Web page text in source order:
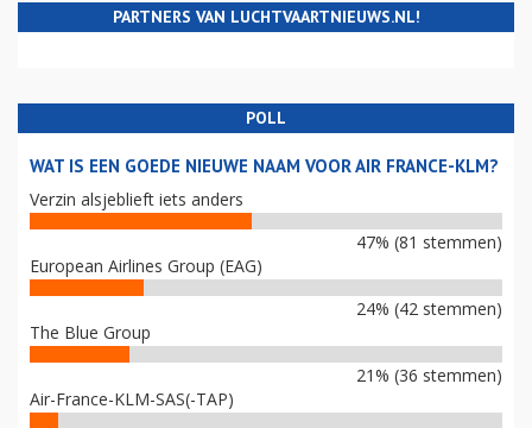
PARTNERS VAN LUCHTVAARTNIEUWS.NL!
POLL
WAT IS EEN GOEDE NIEUWE NAAM VOOR AIR FRANCE-KLM?
Verzin alsjeblieft iets anders
47% (81 stemmen)
European Airlines Group (EAG)
24% (42 stemmen)
The Blue Group
21% (36 stemmen)
Air-France-KLM-SAS(-TAP)